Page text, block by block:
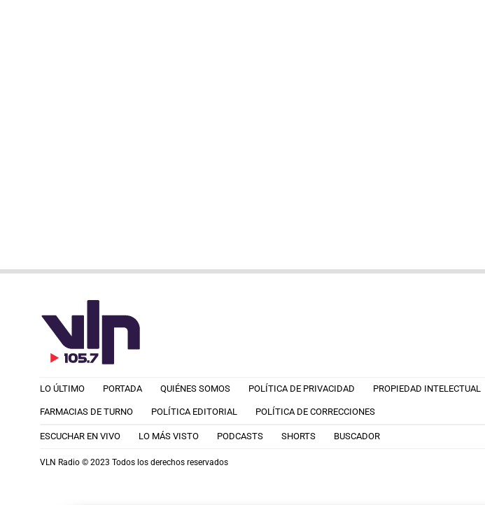
LO ÚLTIMO PORTADA QUIÉNES SOMOS POLÍTICA DE PRIVACIDAD PROPIEDAD INTELECTUAL
FARMACIAS DE TURNO POLÍTICA EDITORIAL POLÍTICA DE CORRECCIONES
ESCUCHAR EN VIVO LO MÁS VISTO PODCASTS SHORTS BUSCADOR
VLN Radio © 2023 Todos los derechos reservados